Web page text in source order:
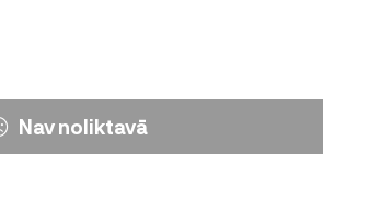
Nav noliktavā